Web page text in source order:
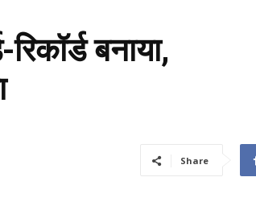
बनाया,
Share